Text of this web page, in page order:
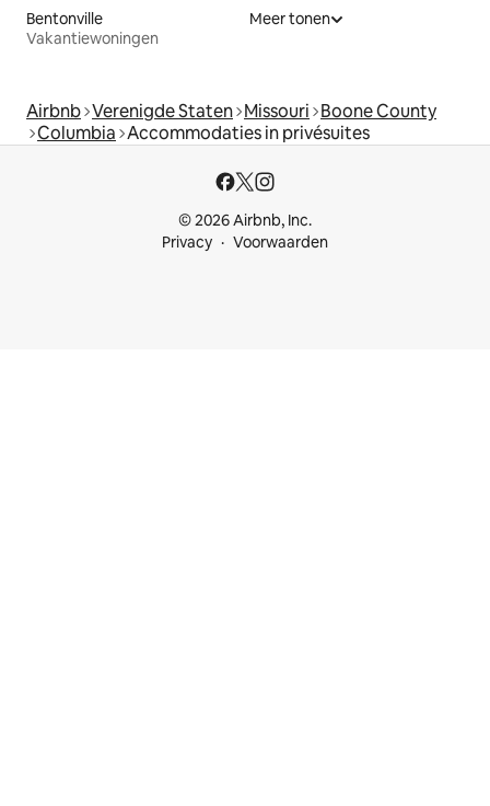
Bentonville
Vakantiewoningen
Meer tonen
Airbnb Verenigde Staten Missouri Boone County
Columbia Accommodaties in privésuites
© 2026 Airbnb, Inc.
Privacy
Voorwaarden